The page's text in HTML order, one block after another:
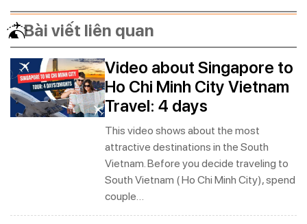
Bài viết liên quan
Video about Singapore to
Ho Chi Minh City Vietnam
Travel: 4 days
This video shows about the most
attractive destinations in the South
Vietnam. Before you decide traveling to
South Vietnam ( Ho Chi Minh City), spend
couple…